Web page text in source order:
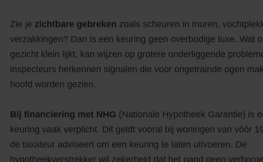
Zie je zichtbare gebreken zoals scheuren in muren,
verzakkingen? Dan is een keuring geen overbodige luxe. Wat
gezicht klein lijkt, kan wijzen op grotere onderliggende
inspecteurs herkennen signalen die voor ongetrainde ogen
hoofd worden gezien.
Bij financiering met NHG (Nationale Hypotheek Garantie) is
keuring vaak verplicht. Dit geldt vooral bij woningen van vóór
de taxateur adviseert om een keuring te laten uitvoeren. De
hypotheekverstrekker wil zekerheid dat het pand geen